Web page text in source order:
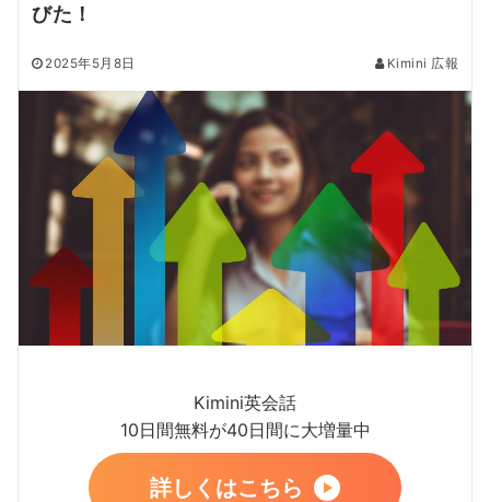
びた！
2025年5月8日 Kimini 広報
Kimini英会話
10日間無料が40日間に大増量中
詳しくはこちら